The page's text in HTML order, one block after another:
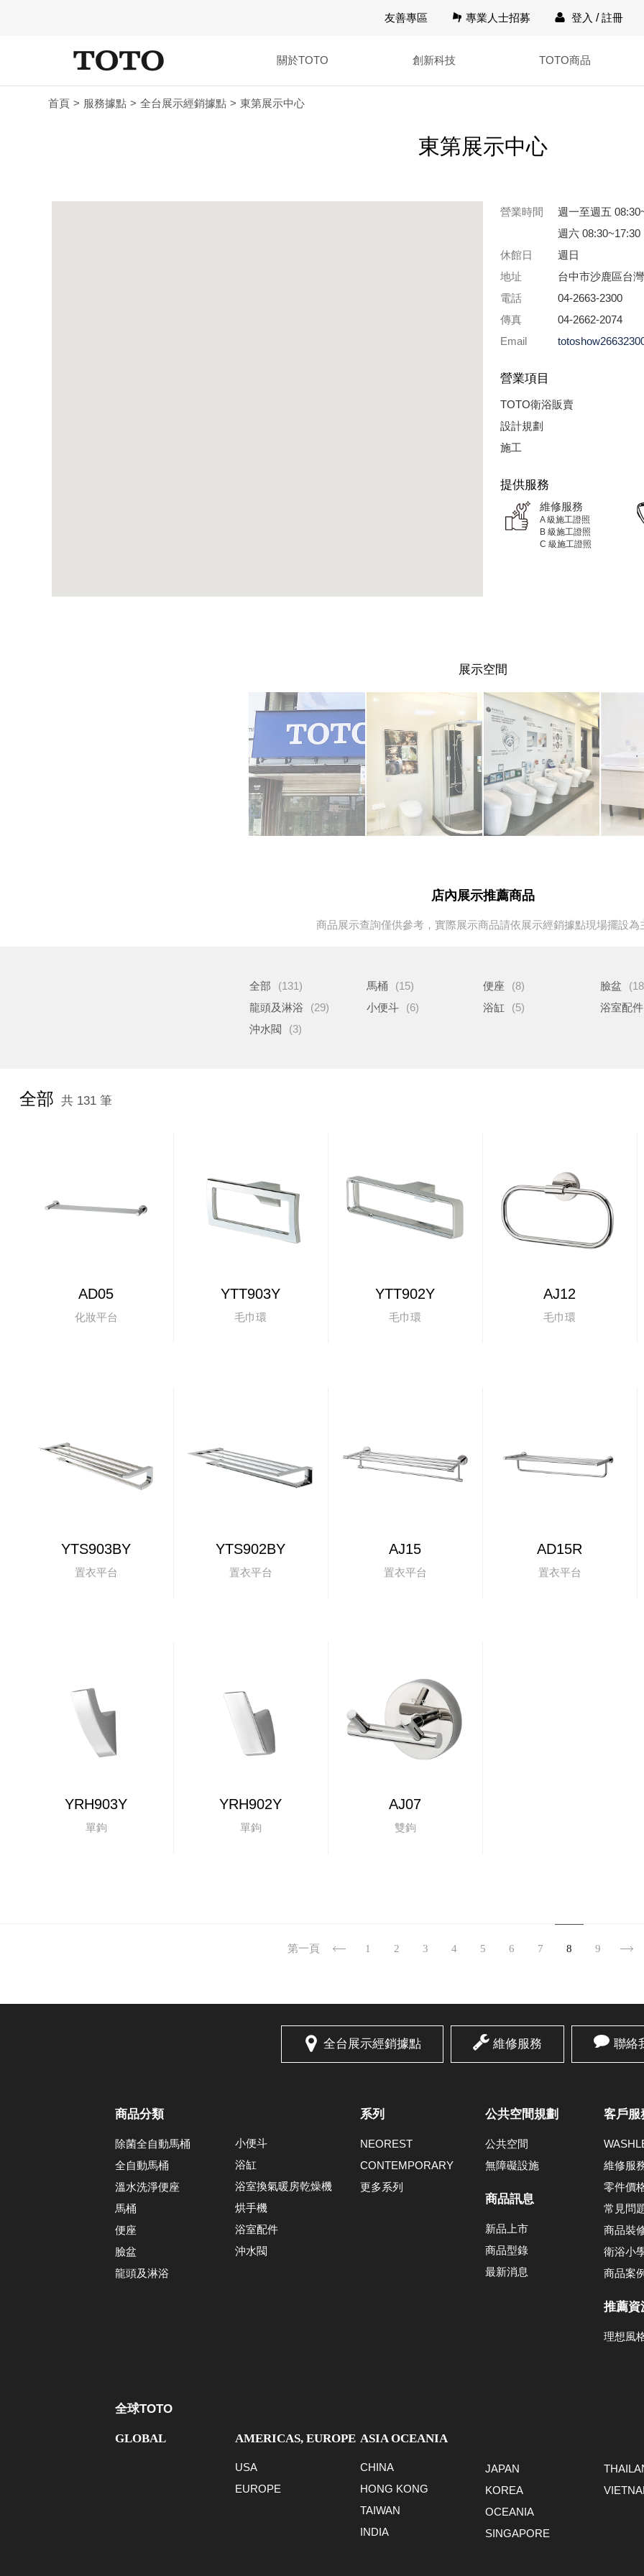
友善專區 專業人士招募 登入 /註冊
關於TOTO 創新科技 TOTO商品
首頁 服務據點 全台展示經銷據點 東第展示中心
東第展示中心
營業時間
週一至週五
週六 08:30~17:30
休館日
週日
地址
台中市沙鹿區台
電話
04-2663-2300
傳真
04-2662-2074
Email
營業項目
TOTO衛浴販賣
設計規劃
施工
提供服務
維修服務
A 級施工證照
B 級施工證照
C 級施工證照
展示空間
店內展示推薦商品
商品展示查詢僅供參考，實際展示商品請依展示經銷據點現場擺設為
全部 (131) 馬桶 (15) 便座 (8) 臉盆
龍頭及淋浴
(29) 小便斗 (6) 浴缸 (5)
浴室配件
沖水閥
(3)
全部 共 131 筆
AD05
化妝平台
YTT903Y
毛巾環
YTT902Y
毛巾環
AJ12
毛巾環
YTS903BY
置衣平台
YTS902BY
置衣平台
AJ15
置衣平台
AD15R
置衣平台
YRH903Y
單鉤
YRH902Y
單鉤
AJ07
雙鉤
第一頁 1 2 3 4 5 6 7 8 9
全台展示經銷據點 維修服務 聯絡
商品分類
除菌全自動馬桶
全自動馬桶
溫水洗淨便座
馬桶
便座
臉盆
龍頭及淋浴
小便斗
浴缸
浴室換氣暖房乾燥機
烘手機
浴室配件
沖水閥
系列
NEOREST
CONTEMPORARY
更多系列
公共空間規劃
公共空間
無障礙設施
商品訊息
新品上市
商品型錄
最新消息
客戶服
維修服
零件價
常見問
商品裝
衛浴小
商品案
推薦資
理想風
全球TOTO
GLOBAL AMERICAS, EUROPE
USA
EUROPE
ASIA OCEANIA
CHINA
HONG KONG
TAIWAN
INDIA
JAPAN
KOREA
OCEANIA
SINGAPORE